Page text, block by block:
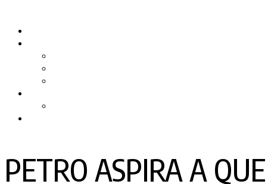
content
PETRO ASPIRA A